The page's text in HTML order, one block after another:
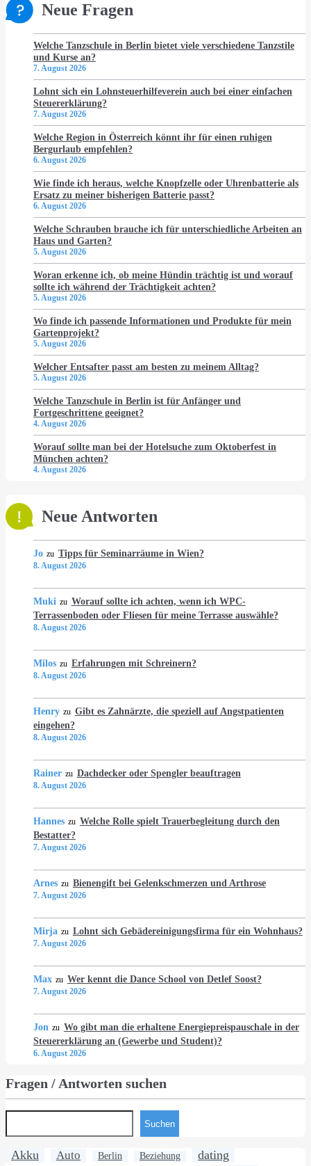
Neue Fragen
Welche Tanzschule in Berlin bietet viele verschiedene Tanzstile
und Kurse an?
7. August 2026
Lohnt sich ein Lohnsteuerhilfeverein auch bei einer einfachen
Steuererklärung?
7. August 2026
Welche Region in Österreich könnt ihr für einen ruhigen
Bergurlaub empfehlen?
6. August 2026
Wie finde ich heraus, welche Knopfzelle oder Uhrenbatterie als
Ersatz zu meiner bisherigen Batterie passt?
6. August 2026
Welche Schrauben brauche ich für unterschiedliche Arbeiten an
Haus und Garten?
5. August 2026
Woran erkenne ich, ob meine Hündin trächtig ist und worauf
sollte ich während der Trächtigkeit achten?
5. August 2026
Wo finde ich passende Informationen und Produkte für mein
Gartenprojekt?
5. August 2026
Welcher Entsafter passt am besten zu meinem Alltag?
5. August 2026
Welche Tanzschule in Berlin ist für Anfänger und
Fortgeschrittene geeignet?
4. August 2026
Worauf sollte man bei der Hotelsuche zum Oktoberfest in
München achten?
4. August 2026
Neue Antworten
Jo zu Tipps für Seminarräume in Wien?
8. August 2026
Muki zu Worauf sollte ich achten, wenn ich WPC-
Terrassenboden oder Fliesen für meine Terrasse auswähle?
8. August 2026
Milos zu Erfahrungen mit Schreinern?
8. August 2026
Henry zu Gibt es Zahnärzte, die speziell auf Angstpatienten
eingehen?
8. August 2026
Rainer zu Dachdecker oder Spengler beauftragen
8. August 2026
Hannes zu Welche Rolle spielt Trauerbegleitung durch den
Bestatter?
7. August 2026
Arnes zu Bienengift bei Gelenkschmerzen und Arthrose
7. August 2026
Mirja zu Lohnt sich Gebädereinigungsfirma für ein Wohnhaus?
7. August 2026
Max zu Wer kennt die Dance School von Detlef Soost?
7. August 2026
Jon zu Wo gibt man die erhaltene Energiepreispauschale in der
Steuererklärung an (Gewerbe und Student)?
6. August 2026
Fragen / Antworten suchen
Suchen
Akku Auto Berlin Beziehung dating